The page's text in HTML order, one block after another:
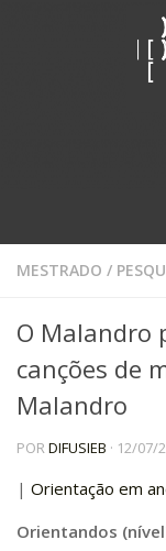
Sobre
A História do
Institucional
60 Anos
Paralelos 22
Pesquisa
Pós-
MESTRADO /
O Malandro
canções de
Malandro
PORDIFUSIEB · 12/07/
| Orientação em
Orientandos